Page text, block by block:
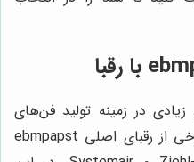
زیادی در زمینه تولید فن‌های
تهویه مطبوع فعالیت می‌کنند. برخی از رقبای اصلی ebmpapst